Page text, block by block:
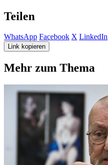
Teilen
WhatsApp Facebook X LinkedIn
Link kopieren
Mehr zum Thema